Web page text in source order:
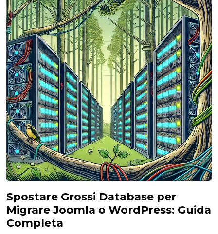
Spostare Grossi Database per
Migrare Joomla o WordPress: Guida
Completa